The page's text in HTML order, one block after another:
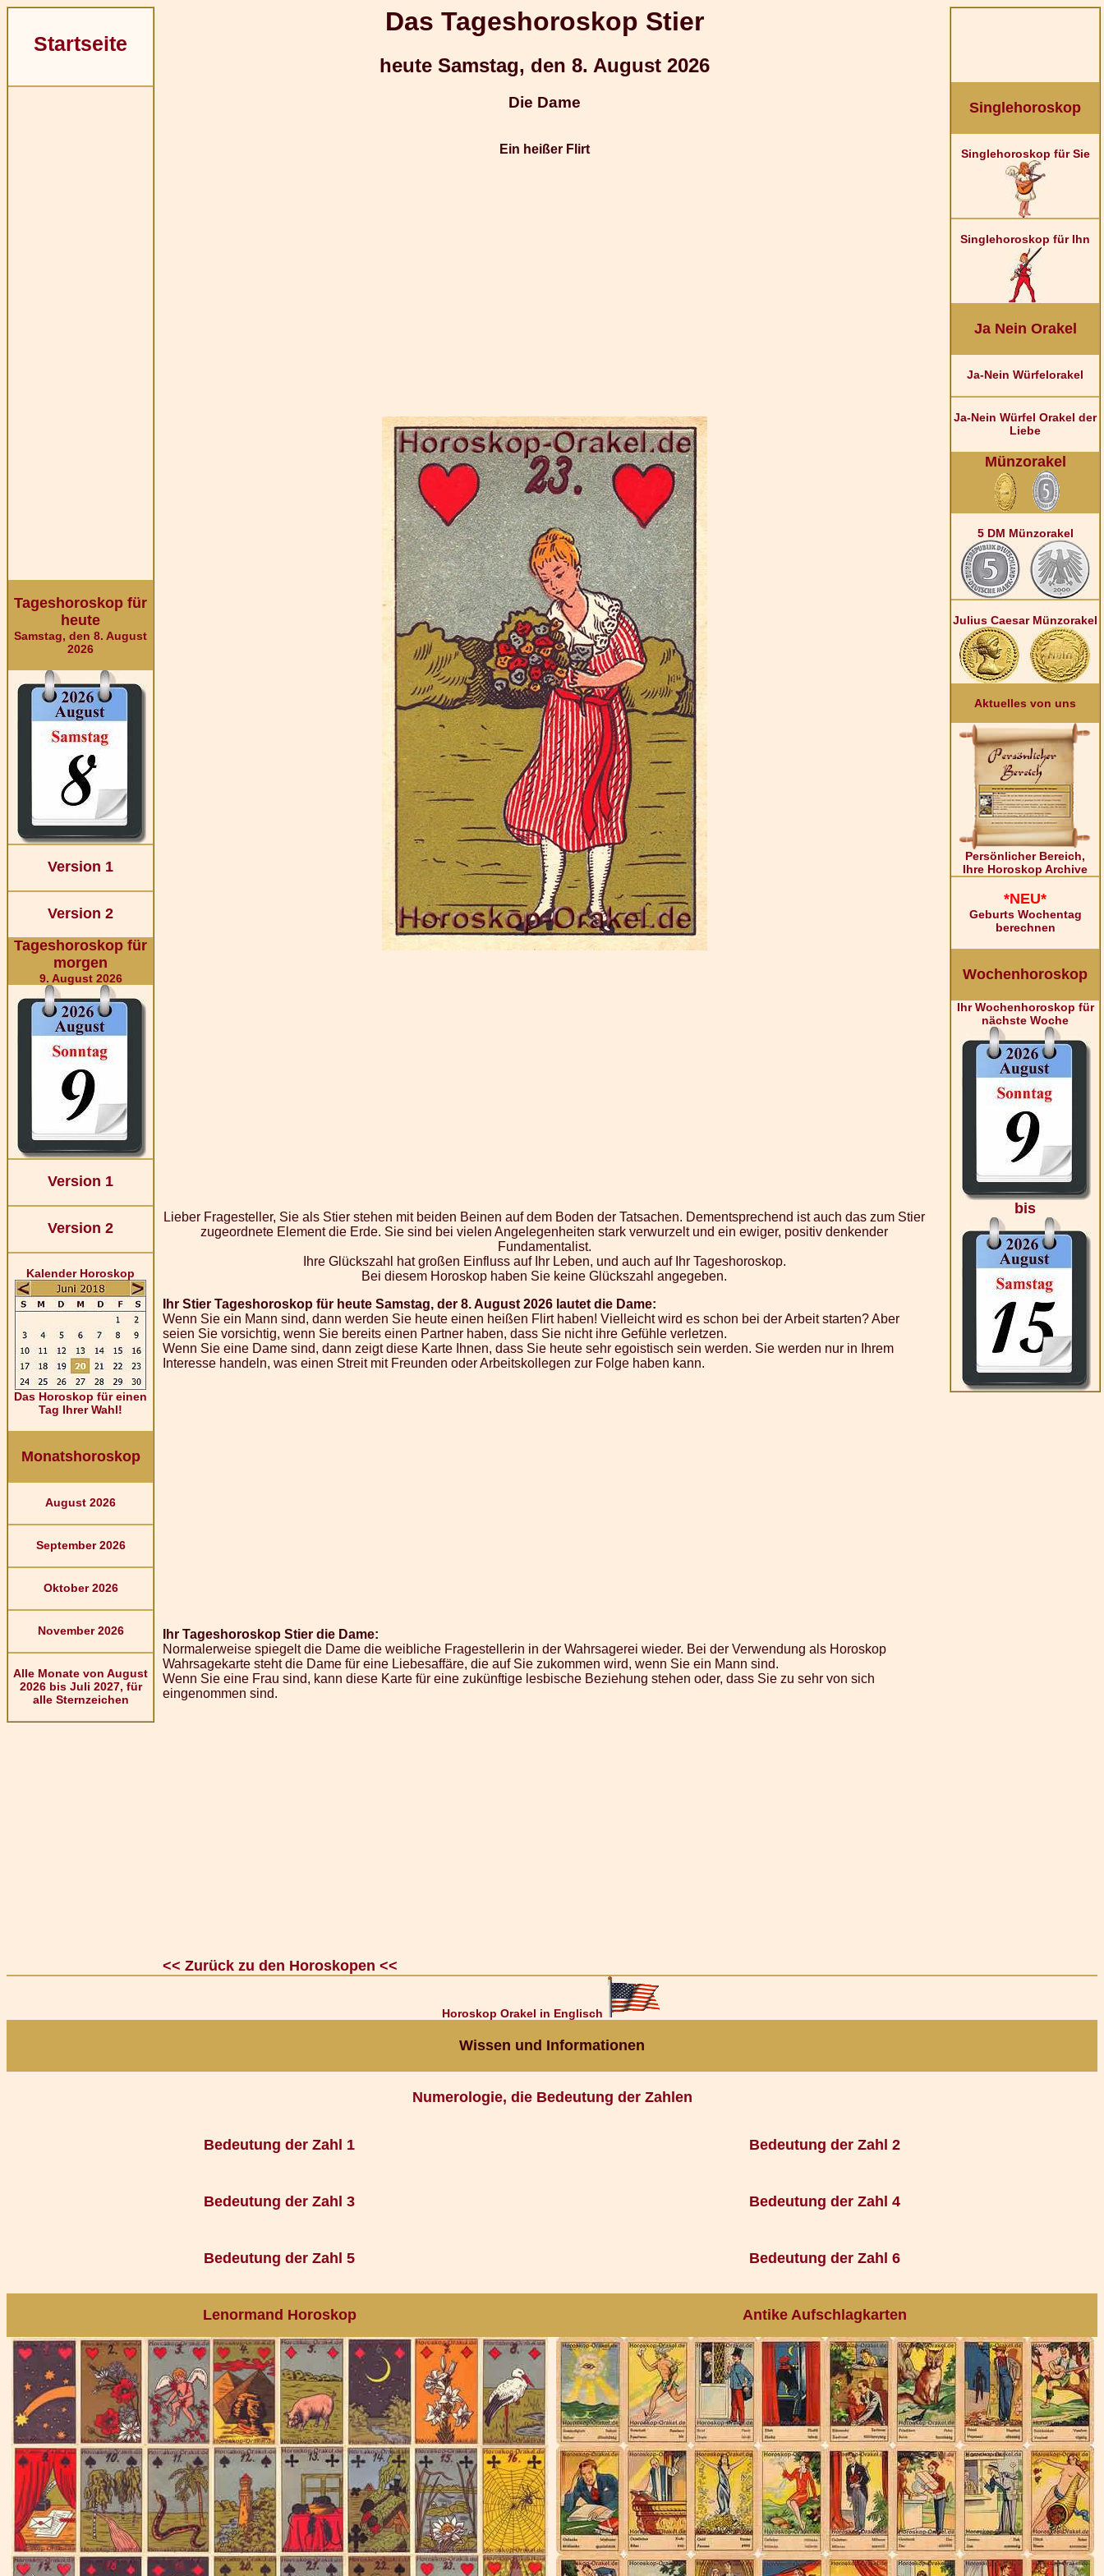
Startseite
Tageshoroskop für
heute
Samstag, den 8. August
2026
Version 1
Version 2
Tageshoroskop für
morgen
9. August 2026
Version 1
Version 2
Kalender Horoskop
Das Horoskop für einen
Tag Ihrer Wahl!
Monatshoroskop
August 2026
September 2026
Oktober 2026
November 2026
Alle Monate von August
2026 bis Juli 2027, für
alle Sternzeichen
Das Tageshoroskop Stier
heute Samstag, den 8. August 2026
Die Dame
Ein heißer Flirt
Lieber Fragesteller, Sie als Stier stehen mit beiden Beinen auf dem Boden der Tatsachen. Dementsprechend ist auch das zum Stier
zugeordnete Element die Erde. Sie sind bei vielen Angelegenheiten stark verwurzelt und ein ewiger, positiv denkender
Fundamentalist.
Ihre Glückszahl hat großen Einfluss auf Ihr Leben, und auch auf Ihr Tageshoroskop.
Bei diesem Horoskop haben Sie keine Glückszahl angegeben.
Ihr Stier Tageshoroskop für heute Samstag, der 8. August 2026 lautet die Dame:
Wenn Sie ein Mann sind, dann werden Sie heute einen heißen Flirt haben! Vielleicht wird es schon bei der Arbeit starten? Aber
seien Sie vorsichtig, wenn Sie bereits einen Partner haben, dass Sie nicht ihre Gefühle verletzen.
Wenn Sie eine Dame sind, dann zeigt diese Karte Ihnen, dass Sie heute sehr egoistisch sein werden. Sie werden nur in Ihrem
Interesse handeln, was einen Streit mit Freunden oder Arbeitskollegen zur Folge haben kann.
Ihr Tageshoroskop Stier die Dame:
Normalerweise spiegelt die Dame die weibliche Fragestellerin in der Wahrsagerei wieder. Bei der Verwendung als Horoskop
Wahrsagekarte steht die Dame für eine Liebesaffäre, die auf Sie zukommen wird, wenn Sie ein Mann sind.
Wenn Sie eine Frau sind, kann diese Karte für eine zukünftige lesbische Beziehung stehen oder, dass Sie zu sehr von sich
eingenommen sind.
<< Zurück zu den Horoskopen <<
Singlehoroskop
Singlehoroskop für Sie
Singlehoroskop für Ihn
Ja Nein Orakel
Ja-Nein Würfelorakel
Ja-Nein Würfel Orakel der
Liebe
Münzorakel
5 DM Münzorakel
Julius Caesar Münzorakel
Aktuelles von uns
Persönlicher Bereich,
Ihre Horoskop Archive
*NEU*
Geburts Wochentag
berechnen
Wochenhoroskop
Ihr Wochenhoroskop für
nächste Woche
bis
Horoskop Orakel in Englisch
Wissen und Informationen
Numerologie, die Bedeutung der Zahlen
Bedeutung der Zahl 1
Bedeutung der Zahl 3
Bedeutung der Zahl 5
Bedeutung der Zahl 2
Bedeutung der Zahl 4
Bedeutung der Zahl 6
Lenormand Horoskop Antike Aufschlagkarten